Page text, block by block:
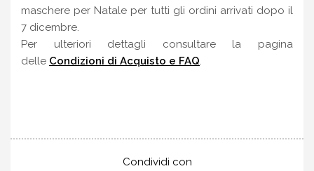
maschere per Natale per tutti gli ordini arrivati dopo il
7 dicembre.
Per ulteriori dettagli consultare la pagina
delle Condizioni di Acquisto e FAQ.
Condividi con